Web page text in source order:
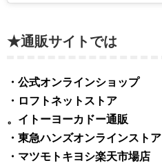
★通販サイトでは
・公式オンラインショップ
・ロフトネットストア
。イトーヨーカドー通販
・東急ハンズオンラインストア
・マツモトキヨシ楽天市場店